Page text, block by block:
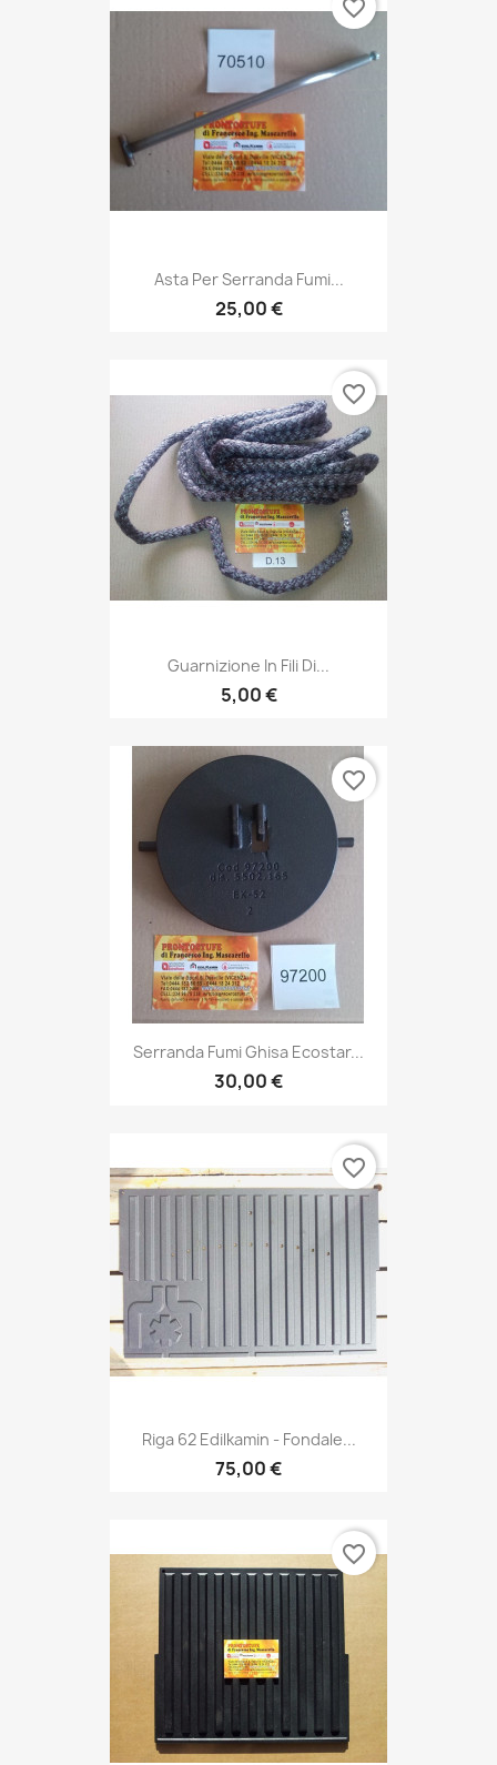
Asta Per Serranda Fumi...
25,00 €
favorite_border
Guarnizione In Fili Di...
5,00 €
favorite_border
Serranda Fumi Ghisa Ecostar...
30,00 €
favorite_border
Riga 62 Edilkamin - Fondale...
75,00 €
favorite_border
favorite_border